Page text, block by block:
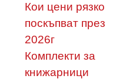
Кои цени рязко
поскъпват през
2026г
Комплекти за
книжарници